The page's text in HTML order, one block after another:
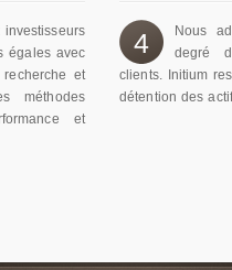
égales avec
et
méthodes
et
4
Nous
degré
clients. Initium
détention des